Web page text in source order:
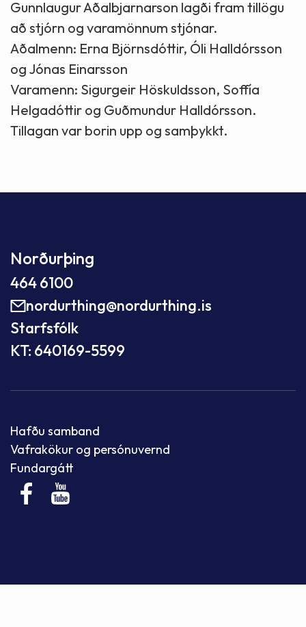
Gunnlaugur Aðalbjarnarson lagði fram tillögu
að stjórn og varamönnum stjónar.
Aðalmenn: Erna Björnsdóttir, Óli Halldórsson
og Jónas Einarsson
Varamenn: Sigurgeir Höskuldsson, Soffía
Helgadóttir og Guðmundur Halldórsson.
Tillagan var borin upp og samþykkt.
Norðurþing
464 6100
nordurthing@nordurthing.is
Starfsfólk
KT: 640169-5599
Hafðu samband
Vafrakökur og persónuvernd
Fundargátt